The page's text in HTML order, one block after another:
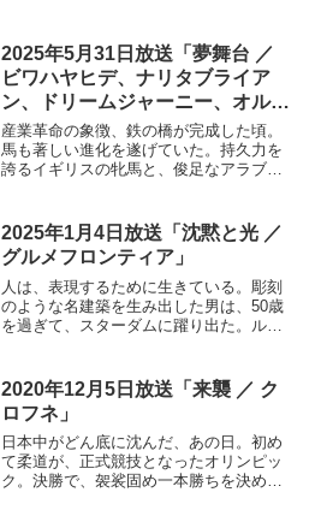
者ゆえの、孤独と戦い続けていたのだろ
う…
2025年5月31日放送「夢舞台 ／
ビワハヤヒデ、ナリタブライア
ン、ドリームジャーニー、オルフ
ェーヴル、シャフリヤール」
産業革命の象徴、鉄の橋が完成した頃。
馬も著しい進化を遂げていた。持久力を
誇るイギリスの牝馬と、俊足なアラブの
は、彼らのために考案された。世界の競
馬史に、大きな刻印を残すレース。人間
で例えるなら、高校生ほどの、3歳馬だけ
が出走できる。それは、生涯一度きり
の、若駒たちの夢舞台…
2025年1月4日放送「沈黙と光 ／
グルメフロンティア」
人は、表現するために生きている。彫刻
のような名建築を生み出した男は、50歳
を過ぎて、スターダムに躍り出た。ルイ
を深め、一つ一つの作品を、慈しむよう
に設計し続けていく。シンボリックでモ
ニュメンタル。沈黙と光を感じさせる傑
作を、世に送り出した。生き様の結晶
は、時代を超える…
2020年12月5日放送「来襲 ／ ク
ロフネ」
日本中がどん底に沈んだ、あの日。初め
て柔道が、正式競技となったオリンピッ
ク。決勝で、袈裟固め一本勝ちを決め、